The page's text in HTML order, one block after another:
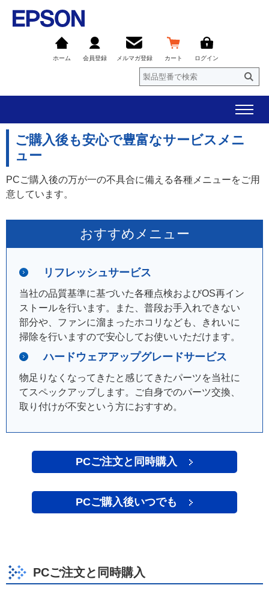
ホーム 会員登録 メルマガ登録 カート ログイン
ご購入後も安心で豊富なサービスメニ
ュー
PCご購入後の万が一の不具合に備える各種メニューをご用
意しています。
おすすめメニュー
リフレッシュサービス
当社の品質基準に基づいた各種点検およびOS再イン
ストールを行います。また、普段お手入れできない
部分や、ファンに溜まったホコリなども、きれいに
掃除を行いますので安心してお使いいただけます。
ハードウェアアップグレードサービス
物足りなくなってきたと感じてきたパーツを当社に
てスペックアップします。ご自身でのパーツ交換、
取り付けが不安という方におすすめ。
PCご注文と同時購入
PCご購入後いつでも
PCご注文と同時購入